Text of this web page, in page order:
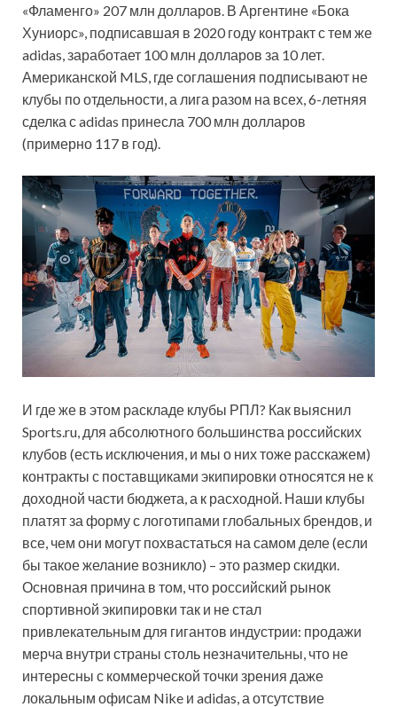
«Фламенго» 207 млн долларов. В Аргентине «Бока
Хуниорс», подписавшая в 2020 году контракт с тем же
adidas, заработает 100 млн долларов за 10 лет.
Американской MLS, где соглашения подписывают не
клубы по отдельности, а лига разом на всех, 6-летняя
сделка с adidas принесла 700 млн долларов
(примерно 117 в год).
И где же в этом раскладе клубы РПЛ? Как выяснил
Sports.ru, для абсолютного большинства российских
клубов (есть исключения, и мы о них тоже расскажем)
контракты с поставщиками экипировки относятся не к
доходной части бюджета, а к расходной. Наши клубы
платят за форму с логотипами глобальных брендов, и
все, чем они могут похвастаться на самом деле (если
бы такое желание возникло) – это размер скидки.
Основная причина в том, что российский рынок
спортивной экипировки так и не стал
привлекательным для гигантов индустрии: продажи
мерча внутри страны столь незначительны, что не
интересны с коммерческой точки зрения даже
локальным офисам Nike и adidas, а отсутствие